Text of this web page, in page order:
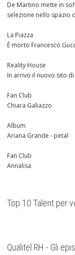
De Martino mette in
selezione nello spazio
La Piazza
È morto Francesco
Reality House
In arrivo il nuovo sito di
Fan Club
Chiara Galiazzo
Album
Ariana Grande - petal
Fan Club
Annalisa
Top 10 Talent per
Qualitel RH - Gli